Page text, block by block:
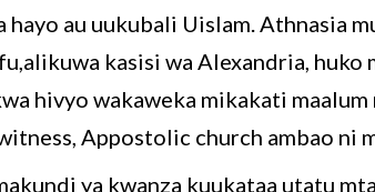
hayo au uukubali Uislam. Athnasia
kasisi wa Alexandria,
hivyo wakaweka mikakati maalum
Appostolic church ambao ni
ya kwanza kuukataa utatu